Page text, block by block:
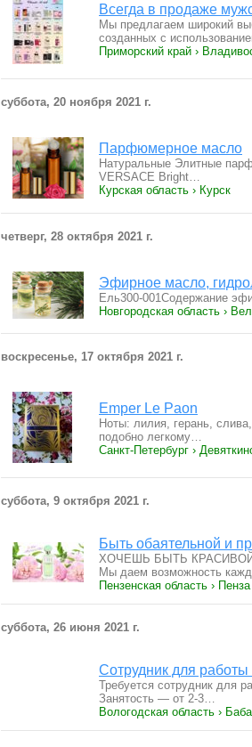
Всегда в продаже
Мы предлагаем широкий
созданных с
Приморский край ›
суббота, 20 ноября 2021 г.
Парфюмерное масло
Натуральные Элитные
VERSACE Bright…
Курская область › Курск
четверг, 28 октября 2021 г.
Эфирное масло,
Ель300-001Содержание
Новгородская область ›
воскресенье, 17 октября 2021 г.
Emper Le Paon
Ноты: лилия, герань,
подобно легкому…
Санкт-Петербург ›
суббота, 9 октября 2021 г.
Быть обаятельной и
ХОЧЕШЬ БЫТЬ
Мы даем возможность
Пензенская область › Пенза
суббота, 26 июня 2021 г.
Сотрудник для
Требуется сотрудник для
Занятость — от 2-3…
Вологодская область ›